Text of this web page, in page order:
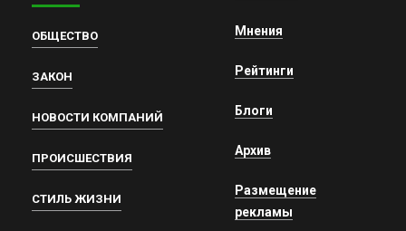
ОБЩЕСТВО
ЗАКОН
НОВОСТИ КОМПАНИЙ
ПРОИСШЕСТВИЯ
СТИЛЬ ЖИЗНИ
Мнения
Рейтинги
Блоги
Архив
Размещение
рекламы